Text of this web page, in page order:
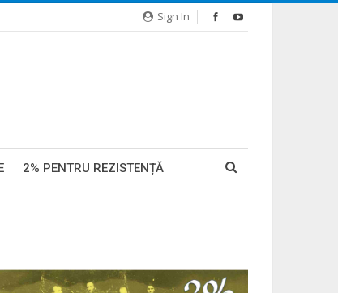
Sign In
2% PENTRU REZISTENȚĂ